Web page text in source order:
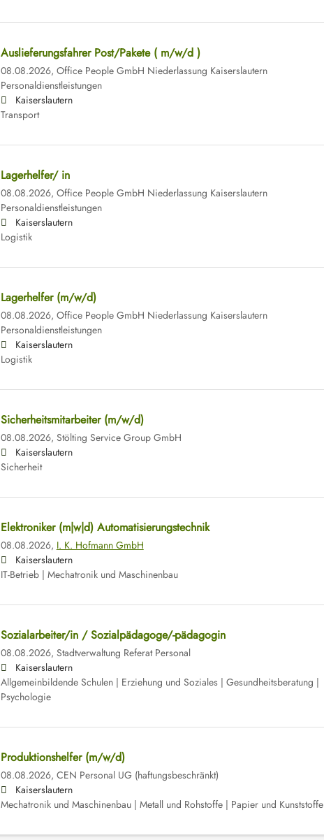
Auslieferungsfahrer Post/Pakete ( m/w/d )
08.08.2026, Office People GmbH Niederlassung Kaiserslautern
Personaldienstleistungen
Kaiserslautern
Transport
Lagerhelfer/ in
08.08.2026, Office People GmbH Niederlassung Kaiserslautern
Personaldienstleistungen
Kaiserslautern
Logistik
Lagerhelfer (m/w/d)
08.08.2026, Office People GmbH Niederlassung Kaiserslautern
Personaldienstleistungen
Kaiserslautern
Logistik
Sicherheitsmitarbeiter (m/w/d)
08.08.2026, Stölting Service Group GmbH
Kaiserslautern
Sicherheit
Elektroniker (m|w|d) Automatisierungstechnik
08.08.2026, I. K. Hofmann GmbH
Kaiserslautern
IT-Betrieb | Mechatronik und Maschinenbau
Sozialarbeiter/in / Sozialpädagoge/-pädagogin
08.08.2026, Stadtverwaltung Referat Personal
Kaiserslautern
Allgemeinbildende Schulen | Erziehung und Soziales | Gesundheitsberatung |
Psychologie
Produktionshelfer (m/w/d)
08.08.2026, CEN Personal UG (haftungsbeschränkt)
Kaiserslautern
Mechatronik und Maschinenbau | Metall und Rohstoffe | Papier und Kunststoffe